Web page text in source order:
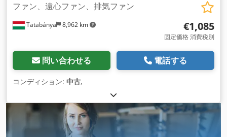
Tatabánya 8,962 km
ファン、遠心ファン、排気ファン
€1,085
固定価格 消費税別
問い合わせる 電話する
コンディション: 中古,